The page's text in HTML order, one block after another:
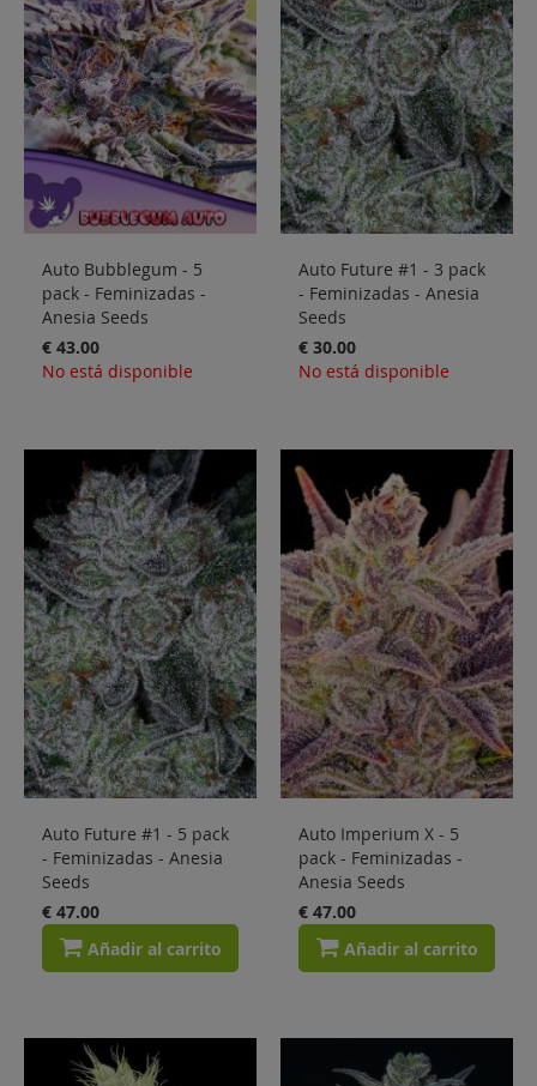
Auto Bubblegum - 5
pack - Feminizadas -
Anesia Seeds
€ 43.00
No está disponible
Auto Future #1 - 3 pack
- Feminizadas - Anesia
Seeds
€ 30.00
No está disponible
Auto Future #1 - 5 pack
- Feminizadas - Anesia
Seeds
€ 47.00
Añadir al carrito
Auto Imperium X - 5
pack - Feminizadas -
Anesia Seeds
€ 47.00
Añadir al carrito